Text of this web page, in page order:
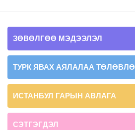
ЗӨВӨЛГӨӨ МЭДЭЭЛЭЛ
ТУРК ЯВАХ АЯЛАЛАА ТӨЛӨВЛӨ
ИСТАНБУЛ ГАРЫН АВЛАГА
СЭТГЭГДЭЛ